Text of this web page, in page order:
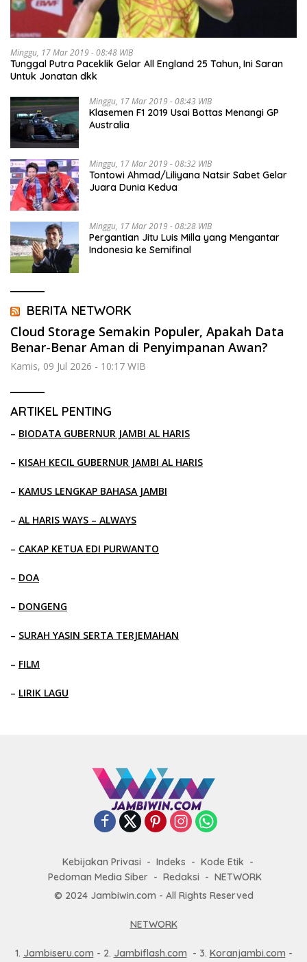
Minggu, 17 Mar 2019 - 08:48 WIB
Tunggal Putra Paceklik Gelar All England 25 Tahun, Ini Saran
Untuk Jonatan dkk
Minggu, 17 Mar 2019 - 08:43 WIB
Klasemen F1 2019 Usai Bottas Menangi GP
Australia
Minggu, 17 Mar 2019 - 08:32 WIB
Tontowi Ahmad/Liliyana Natsir Sabet Gelar
Juara Dunia Kedua
Minggu, 17 Mar 2019 - 08:28 WIB
Pergantian Jitu Luis Milla yang Mengantar
Indonesia ke Semifinal
BERITA NETWORK
Cloud Storage Semakin Populer, Apakah Data
Benar-Benar Aman di Penyimpanan Awan?
Kamis, 09 Jul 2026 - 10:17 WIB
ARTIKEL PENTING
– BIODATA GUBERNUR JAMBI AL HARIS
– KISAH KECIL GUBERNUR JAMBI AL HARIS
– KAMUS LENGKAP BAHASA JAMBI
– AL HARIS WAYS – ALWAYS
– CAKAP KETUA EDI PURWANTO
– DOA
– DONGENG
– SURAH YASIN SERTA TERJEMAHAN
– FILM
– LIRIK LAGU
Kebijakan Privasi Indeks
Kode Etik
Pedoman Media Siber
Redaksi
NETWORK
© 2024 Jambiwin.com - All Rights Reserved
NETWORK
1. Jambiseru.com - 2. Jambiflash.com - 3. Koranjambi.com -